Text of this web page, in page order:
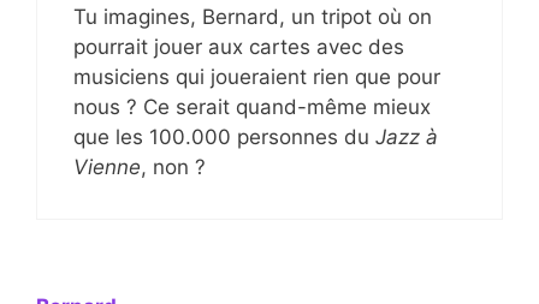
Tu imagines, Bernard, un tripot où on
pourrait jouer aux cartes avec des
musiciens qui joueraient rien que pour
nous ? Ce serait quand-même mieux
que les 100.000 personnes du Jazz à
Vienne, non ?